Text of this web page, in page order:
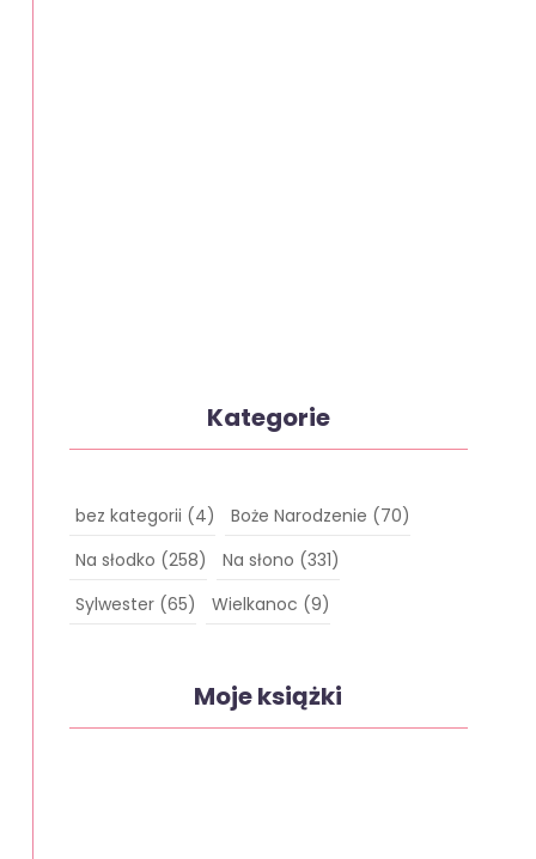
Kategorie
bez kategorii (4) Boże Narodzenie (70)
Na słodko (258) Na słono (331)
Sylwester(65) Wielkanoc (9)
Moje książki